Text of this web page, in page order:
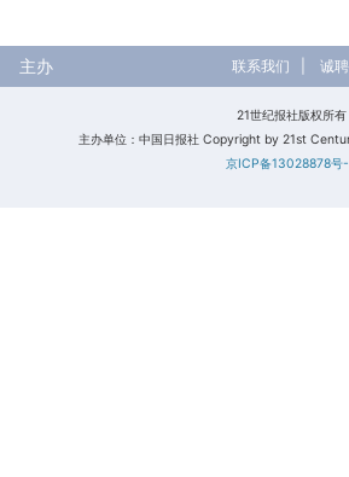
主办 联系我们 诚
21世纪报社版权所
主办单位：中国日报社 Copyright by 21st
京ICP备13028878号